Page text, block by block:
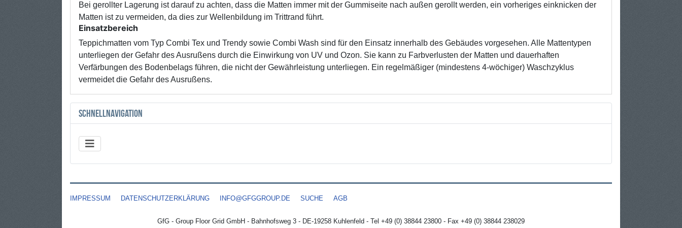
Schnellnavigation
Bei gerollter Lagerung ist darauf zu achten, dass die Matten immer mit der Gummiseite nach außen gerollt werden, ein vorheriges einknicken der
Matten ist zu vermeiden, da dies zur Wellenbildung im Trittrand führt.
Einsatzbereich
Teppichmatten vom Typ Combi Tex und Trendy sowie Combi Wash sind für den Einsatz innerhalb des Gebäudes vorgesehen. Alle Mattentypen
unterliegen der Gefahr des Ausrußens durch die Einwirkung von UV und Ozon. Sie kann zu Farbverlusten der Matten und dauerhaften
Verfärbungen des Bodenbelags führen, die nicht der Gewährleistung unterliegen. Ein regelmäßiger (mindestens 4-wöchiger) Waschzyklus
vermeidet die Gefahr des Ausrußens.
IMPRESSUM DATENSCHUTZERKLÄRUNG INFO@GFGGROUP.DE SUCHE AGB
GfG - Group Floor Grid GmbH - Bahnhofsweg 3 - DE-19258 Kuhlenfeld - Tel +49 (0) 38844 23800 - Fax +49 (0) 38844 238029